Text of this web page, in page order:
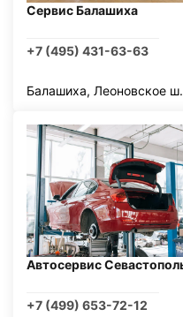
Сервис Балашиха
+7 (495) 431-63-63
Балашиха, Леоновское
Автосервис
+7 (499) 653-72-12